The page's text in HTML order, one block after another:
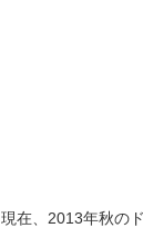
現在、2013年秋の